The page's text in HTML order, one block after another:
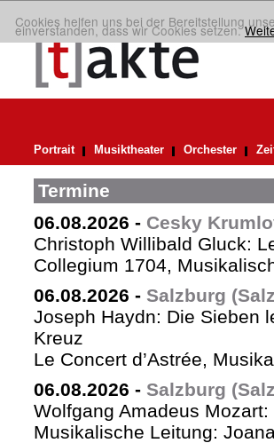
Cookies helfen uns bei der Bereitstellung
einverstanden, dass wir Cookies setzen.
Portrait Musiktheater Orchester
Termine
06.08.2026 - Cesky
Christoph Willibald Gluck:
Collegium 1704,
06.08.2026 - Salzburg
Joseph Haydn: Die Sieben
Kreuz
Le Concert d’Astrée,
06.08.2026 - Salzburg
Wolfgang Amadeus
Musikalische Leitung: